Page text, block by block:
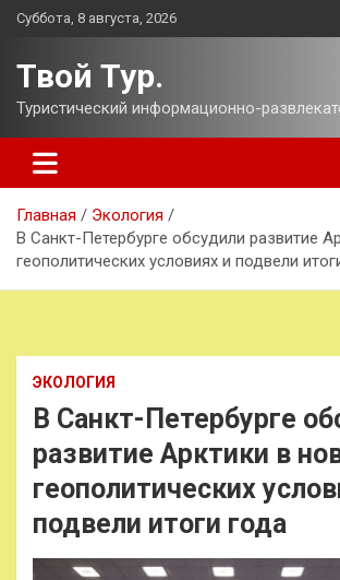
Перейти
Суббота, 8 августа, 2026
Твой Тур.
Туристический информационно-
Главная
Экология
В Санкт-Петербурге обсудили развитие
геополитических условиях и подвели
ЭКОЛОГИЯ
В Санкт-Петербурге
развитие Арктики в
геополитических
подвели итоги года